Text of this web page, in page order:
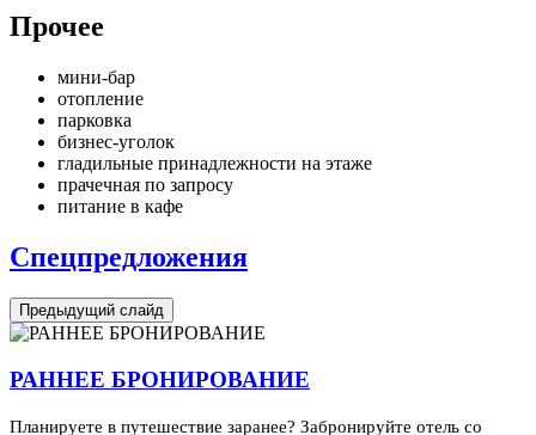
Прочее
мини-бар
отопление
парковка
бизнес-уголок
гладильные принадлежности на этаже
прачечная по запросу
питание в кафе
Спецпредложения
Предыдущий слайд
РАННЕЕ БРОНИРОВАНИЕ
Планируете в путешествие заранее? Забронируйте отель со